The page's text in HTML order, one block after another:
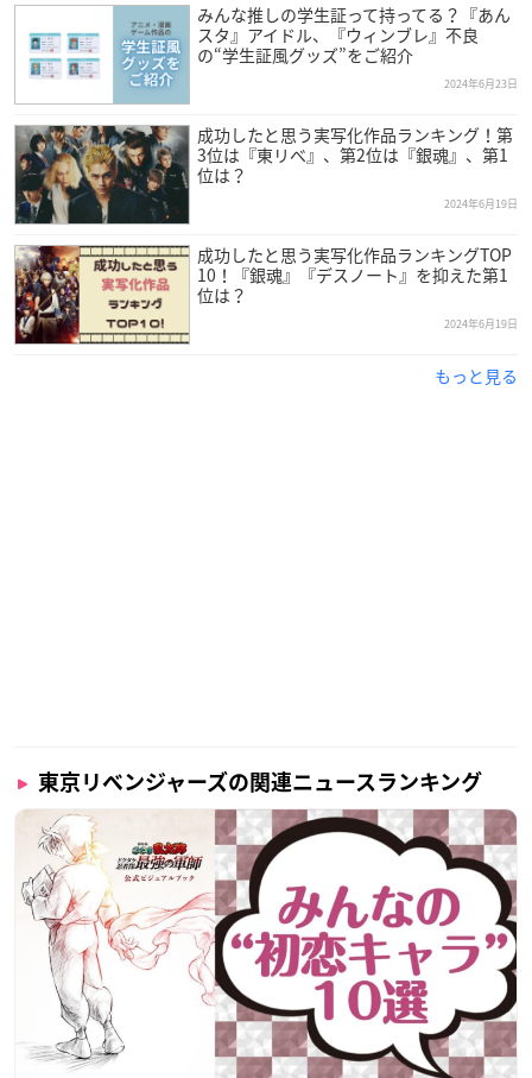
みんな推しの学生証って持ってる？『あん
スタ』アイドル、『ウィンブレ』不良
の“学生証風グッズ”をご紹介
2024年6月23日
成功したと思う実写化作品ランキング！第
3位は『東リべ』、第2位は『銀魂』、第1
位は？
2024年6月19日
成功したと思う実写化作品ランキングTOP
10！『銀魂』『デスノート』を抑えた第1
位は？
2024年6月19日
もっと見る
東京リベンジャーズの関連ニュースランキング